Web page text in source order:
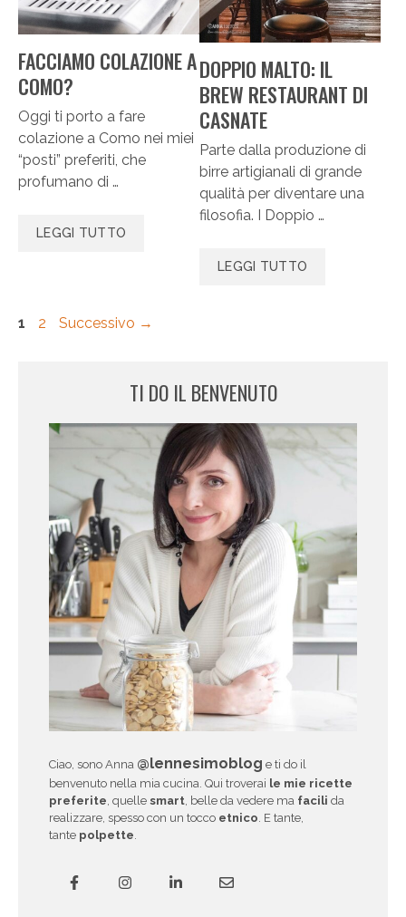
FACCIAMO COLAZIONE A
COMO?
Oggi ti porto a fare
colazione a Como nei miei
“posti” preferiti, che
profumano di …
LEGGI TUTTO
DOPPIO MALTO: IL
BREW RESTAURANT DI
CASNATE
Parte dalla produzione di
birre artigianali di grande
qualità per diventare una
filosofia. I Doppio …
LEGGI TUTTO
Pagina
1 Pagina
2 Successivo →
TI DO IL BENVENUTO
Ciao, sono Anna @lennesimoblog e ti do il
benvenuto nella mia cucina. Qui troverai le mie ricette
preferite, quelle smart, belle da vedere ma facili da
realizzare, spesso con un tocco etnico. E tante,
tante polpette.